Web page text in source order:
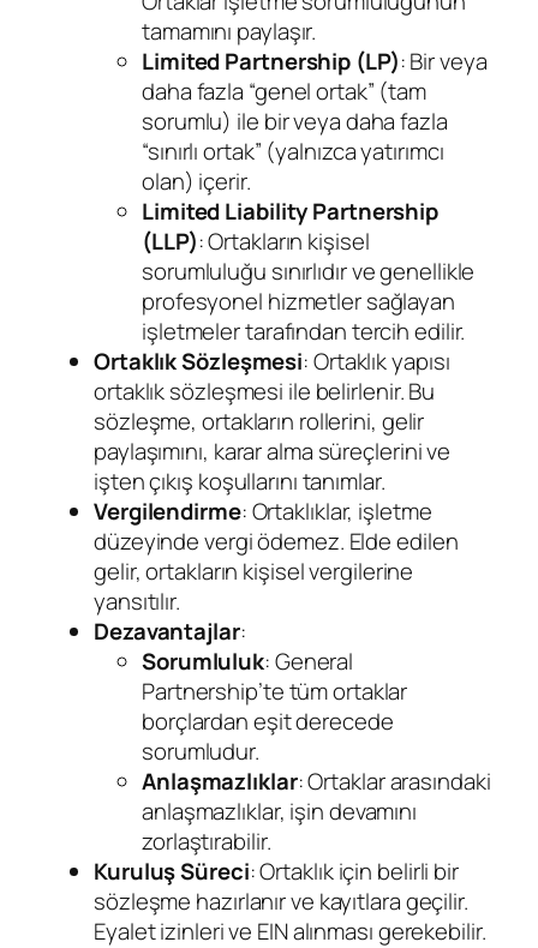
tamamını paylaşır.
Limited Partnership (LP): Bir veya
daha fazla “genel ortak” (tam
sorumlu) ile bir veya daha fazla
“sınırlı ortak” (yalnızca yatırımcı
olan) içerir.
Limited Liability Partnership
(LLP): Ortakların kişisel
sorumluluğu sınırlıdır ve genellikle
profesyonel hizmetler sağlayan
işletmeler tarafından tercih edilir.
Ortaklık Sözleşmesi: Ortaklık yapısı
ortaklık sözleşmesi ile belirlenir. Bu
sözleşme, ortakların rollerini, gelir
paylaşımını, karar alma süreçlerini ve
işten çıkış koşullarını tanımlar.
Vergilendirme: Ortaklıklar, işletme
düzeyinde vergi ödemez. Elde edilen
gelir, ortakların kişisel vergilerine
yansıtılır.
Dezavantajlar:
Sorumluluk: General
Partnership’te tüm ortaklar
borçlardan eşit derecede
sorumludur.
Anlaşmazlıklar: Ortaklar arasındaki
anlaşmazlıklar, işin devamını
zorlaştırabilir.
Kuruluş Süreci: Ortaklık için belirli bir
sözleşme hazırlanır ve kayıtlara geçilir.
Eyalet izinleri ve EIN alınması gerekebilir.